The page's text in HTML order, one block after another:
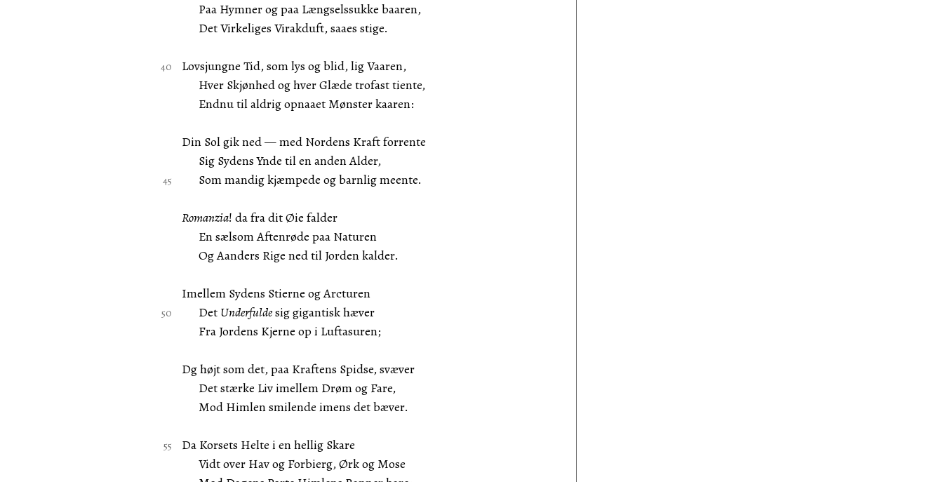
Paa Hymner og paa Længselssukke baaren,
Det Virkeliges Virakduft, saaes stige.
Lovsjungne Tid, som lys og blid, lig Vaaren,
Hver Skjønhed og hver Glæde trofast tiente,
Endnu til aldrig opnaaet Mønster kaaren:
Din Sol gik ned — med Nordens Kraft forrente
Sig Sydens Ynde til en anden Alder,
Som mandig kjæmpede og barnlig meente.
Romanzia! da fra dit Øie falder
En sælsom Aftenrøde paa Naturen
Og Aanders Rige ned til Jorden kalder.
Imellem Sydens Stierne og Arcturen
Det Underfuldesig gigantisk hæver
Fra Jordens Kjerne op i Luftasuren;
Dg højt som det, paa Kraftens Spidse, svæver
Det stærke Liv imellem Drøm og Fare,
Mod Himlen smilende imens det bæver.
Da Korsets Helte i en hellig Skare
Vidt over Hav og Forbierg, Ørk og Mose